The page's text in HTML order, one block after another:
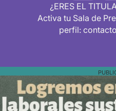
¿ERES EL
Activa tu Sala de
perfil: